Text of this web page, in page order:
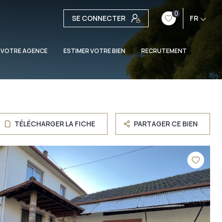
SE CONNECTER 0 FR
AGENCE ESTIMER VOTRE BIEN RECRUTEMENT
TÉLÉCHARGER LA FICHE PARTAGER CE BIEN